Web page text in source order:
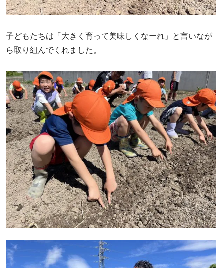
子どもたちは「大きく育って美味しくなーれ」と言いなが
ら取り組んでくれました。